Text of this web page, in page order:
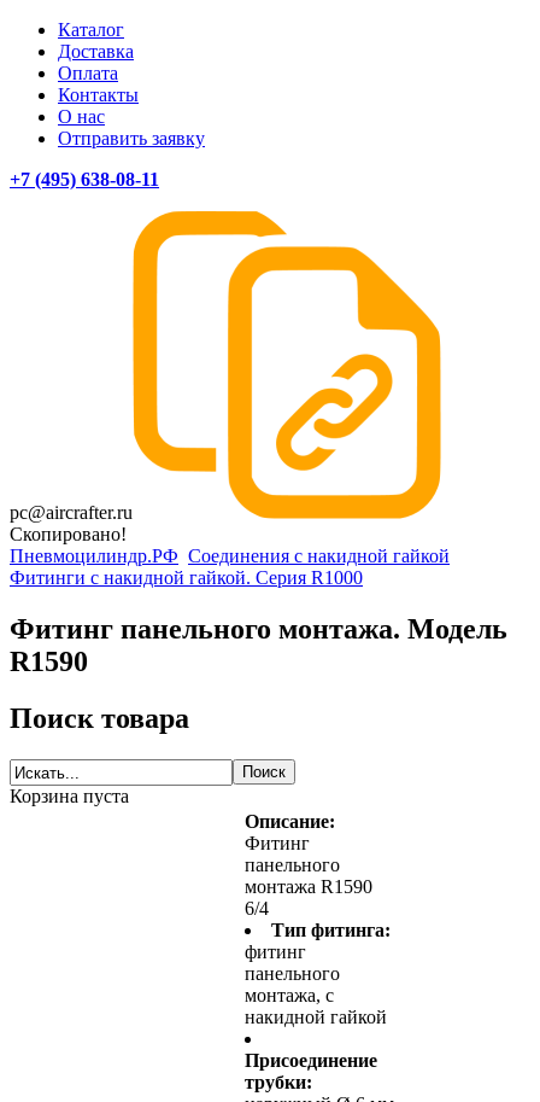
Каталог
Доставка
Оплата
Контакты
О нас
Отправить заявку
+7 (495) 638-08-11
pc@aircrafter.ru
Скопировано!
Пневмоцилиндр.РФ Соединения с накидной гайкой
Фитинги с накидной гайкой. Серия R1000
Фитинг панельного монтажа. Модель
R1590
Поиск товара
Корзина пуста
Описание:
Фитинг
панельного
монтажа R1590
6/4
Тип фитинга:
фитинг
панельного
монтажа, с
накидной гайкой
Присоединение
трубки: